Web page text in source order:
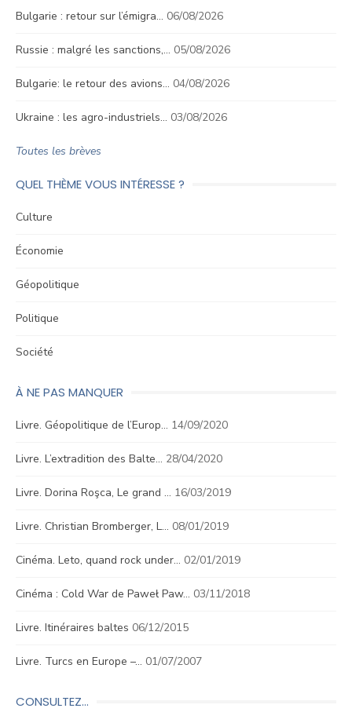
Bulgarie : retour sur l’émigra… 06/08/2026
Russie : malgré les sanctions,… 05/08/2026
Bulgarie: le retour des avions… 04/08/2026
Ukraine : les agro-industriels… 03/08/2026
Toutes les brèves
QUEL THÈME VOUS INTÉRESSE ?
Culture
Économie
Géopolitique
Politique
Société
À NE PAS MANQUER
Livre. Géopolitique de l’Europ… 14/09/2020
Livre. L’extradition des Balte… 28/04/2020
Livre. Dorina Roşca, Le grand … 16/03/2019
Livre. Christian Bromberger, L… 08/01/2019
Cinéma. Leto, quand rock under… 02/01/2019
Cinéma : Cold War de Paweł Paw… 03/11/2018
Livre. Itinéraires baltes 06/12/2015
Livre. Turcs en Europe –… 01/07/2007
CONSULTEZ…